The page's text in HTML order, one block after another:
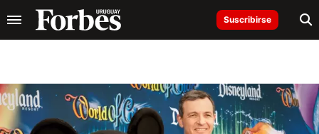
Suscribirse